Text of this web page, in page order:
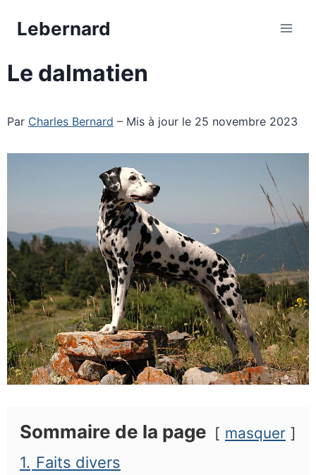
Lebernard
Le dalmatien
Par Charles Bernard – Mis à jour le 25 novembre 2023
Sommaire de la page masquer
1. Faits divers